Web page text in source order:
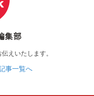
集部
えいたします。
事一覧へ